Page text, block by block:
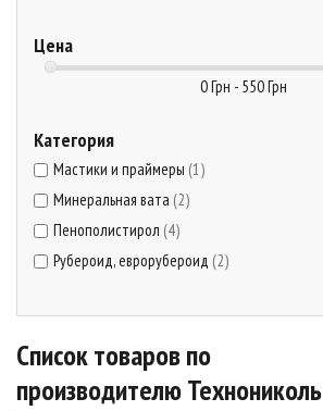
Цена
0 Грн - 550 Грн
Категория
Мастики и праймеры (1)
Минеральная вата (2)
Пенополистирол (4)
Рубероид, еврорубероид (2)
Список товаров по
производителю Технониколь